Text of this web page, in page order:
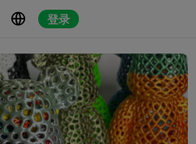
 登录
 